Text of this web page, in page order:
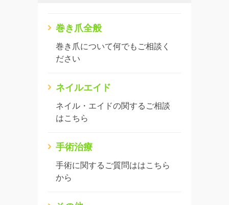
巻き爪全般
巻き爪について何でもご相談く
ださい
ネイルエイド
ネイル・エイドの関するご相談
はこちら
手術治療
手術に関するご質問ははこちら
から